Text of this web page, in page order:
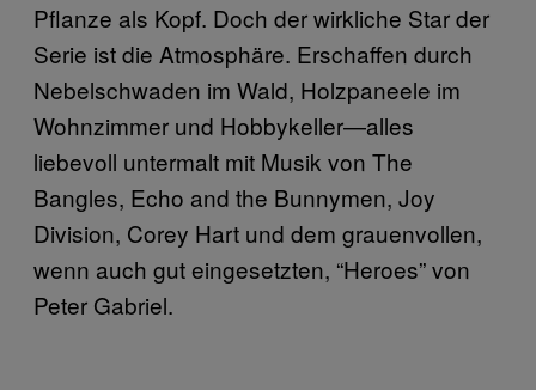
Pflanze als Kopf. Doch der wirkliche Star der
Serie ist die Atmosphäre. Erschaffen durch
Nebelschwaden im Wald, Holzpaneele im
Wohnzimmer und Hobbykeller—alles
liebevoll untermalt mit Musik von The
Bangles, Echo and the Bunnymen, Joy
Division, Corey Hart und dem grauenvollen,
wenn auch gut eingesetzten, “Heroes” von
Peter Gabriel.